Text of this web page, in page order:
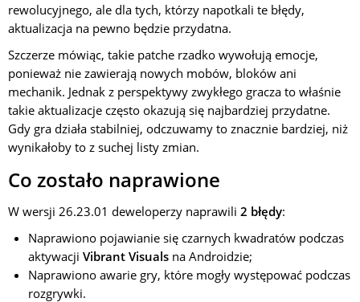
rewolucyjnego, ale dla tych, którzy napotkali te błędy,
aktualizacja na pewno będzie przydatna.
Szczerze mówiąc, takie patche rzadko wywołują emocje,
ponieważ nie zawierają nowych mobów, bloków ani
mechanik. Jednak z perspektywy zwykłego gracza to właśnie
takie aktualizacje często okazują się najbardziej przydatne.
Gdy gra działa stabilniej, odczuwamy to znacznie bardziej, niż
wynikałoby to z suchej listy zmian.
Co zostało naprawione
W wersji 26.23.01 deweloperzy naprawili 2 błędy:
Naprawiono pojawianie się czarnych kwadratów podczas
aktywacji Vibrant Visuals na Androidzie;
Naprawiono awarie gry, które mogły występować podczas
rozgrywki.